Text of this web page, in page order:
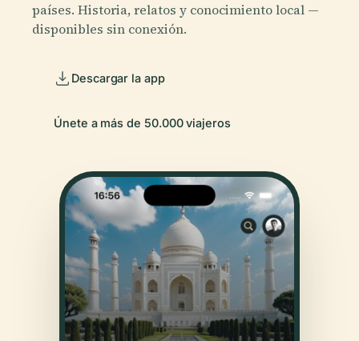
países. Historia, relatos y conocimiento local —
disponibles sin conexión.
Descargar la app
Únete a más de 50.000 viajeros